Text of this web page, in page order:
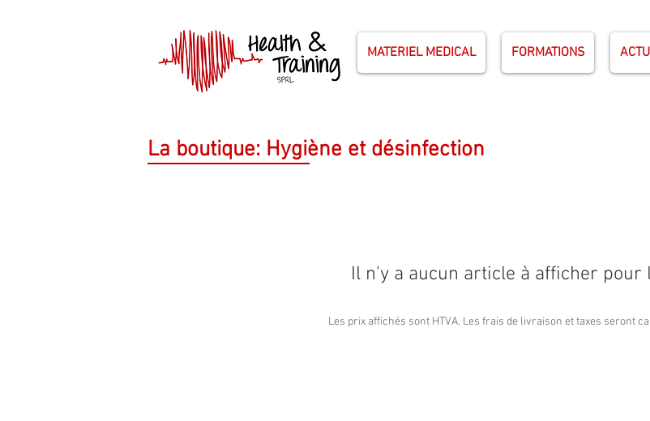
MATERIEL MEDICAL FORMATIONS
La boutique: Hygiène et désinfection
Il n'y a aucun article à afficher pour
Les prix affichés sont HTVA. Les frais de livraison et taxes seront